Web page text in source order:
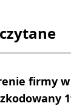
firmy w